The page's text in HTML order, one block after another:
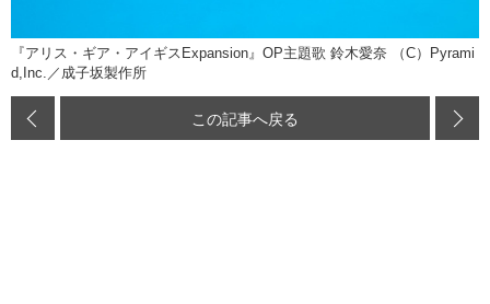
『アリス・ギア・アイギスExpansion』OP主題歌 鈴木愛奈 （C）Pyrami
d,Inc.／成子坂製作所
この記事へ戻る